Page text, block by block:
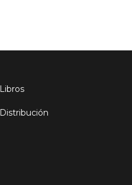
Libros
Distribución